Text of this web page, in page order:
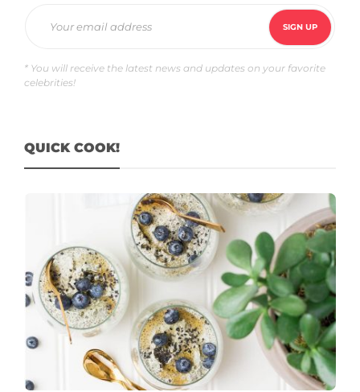
* You will receive the latest news and updates on your favorite
celebrities!
QUICK COOK!